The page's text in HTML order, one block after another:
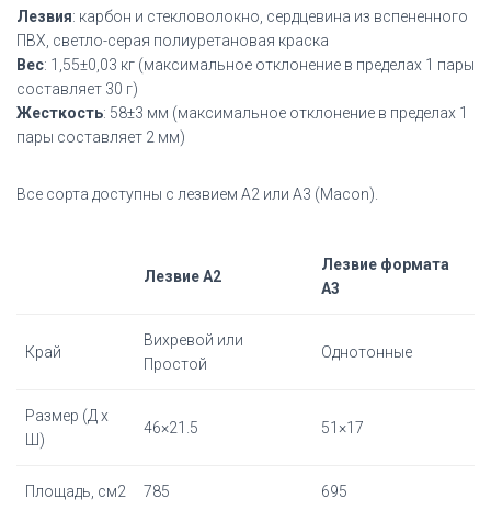
Лезвия: карбон и стекловолокно, сердцевина из вспененного
ПВХ, светло-серая полиуретановая краска
Вес: 1,55±0,03 кг (максимальное отклонение в пределах 1 пары
составляет 30 г)
Жесткость: 58±3 мм (максимальное отклонение в пределах 1
пары составляет 2 мм)
Все сорта доступны с лезвием A2 или A3 (Macon).
Лезвие A2
Лезвие формата
А3
Край
Вихревой или
Простой
Однотонные
Размер (Д х
Ш)
46×21.5 51×17
Площадь, см2 785 695